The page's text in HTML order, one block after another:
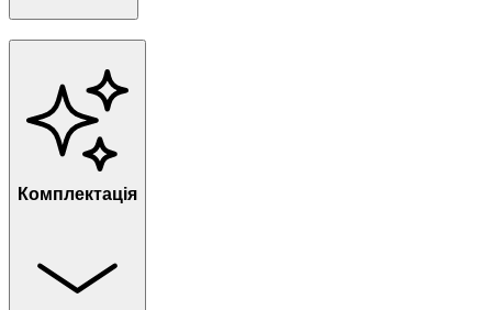
Комплектація